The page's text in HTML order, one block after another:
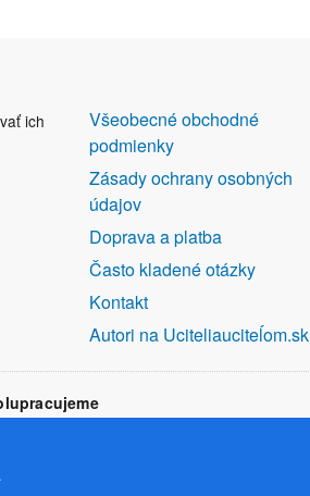
ich
DALŠÍ
ODKAZY
Všeobecné obchodné
podmienky
Zásady ochrany osobných
údajov
Doprava a platba
Často kladené otázky
Kontakt
Autori na Uciteliauciteĺom.sk